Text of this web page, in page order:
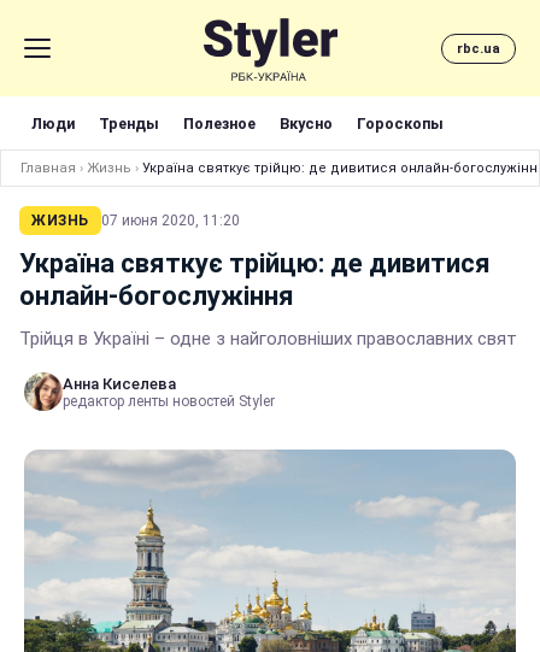
rbc.ua
Люди Тренды Полезное Вкусно Гороскопы
Главная › Жизнь › Україна святкує трійцю: де дивитися онлайн-
ЖИЗНЬ 07 июня 2020, 11:20
Україна святкує трійцю: де дивитися
онлайн-богослужіння
Трійця в Україні – одне з найголовніших православних свят
Анна Киселева
редактор ленты новостей Styler